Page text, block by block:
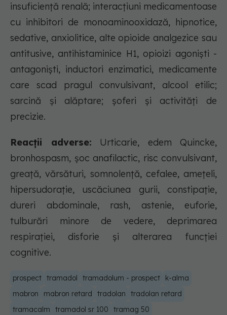
insuficiență renală; interacţiuni medicamentoase
cu inhibitori de monoaminooxidază, hipnotice,
sedative, anxiolitice, alte opioide analgezice sau
antitusive, antihistaminice H1, opioizi agonişti -
antagonişti, inductori enzimatici, medicamente
care scad pragul convulsivant, alcool etilic;
sarcină şi alăptare; şoferi şi activităţi de
precizie.
Reacții adverse: Urticarie, edem Quincke,
bronhospasm, şoc anafilactic, risc convulsivant,
greaţă, vărsături, somnolenţă, cefalee, ameţeli,
hipersudoraţie, uscăciunea gurii, constipaţie,
dureri abdominale, rash, astenie, euforie,
tulburări minore de vedere, deprimarea
respiraţiei, disforie şi alterarea funcţiei
cognitive.
prospect tramadol tramadolum - prospect
k-alma
mabron
mabron retard tradolan
tradolan retard
tramacalm
tramadol sr 100 tramag 50